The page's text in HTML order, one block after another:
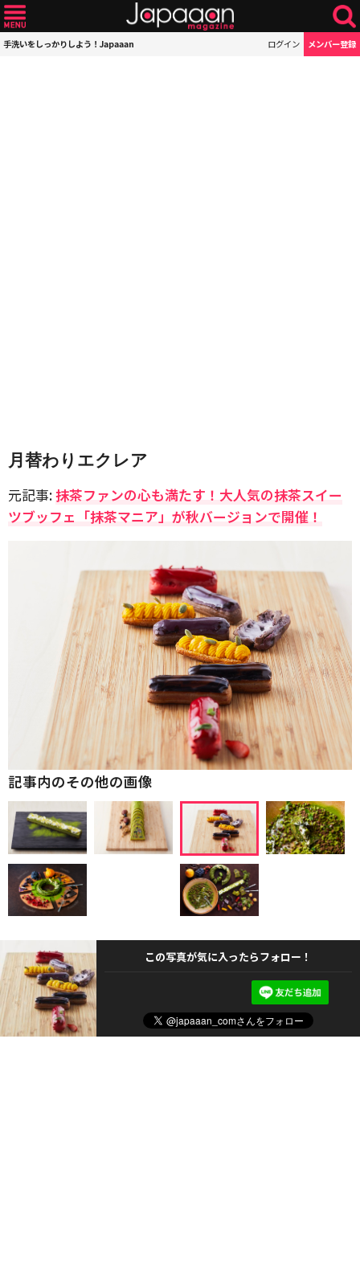
手洗いをしっかりしよう！Japaaan ログイン メンバー登録
月替わりエクレア
元記事:抹茶ファンの心も満たす！大人気の抹茶スイー
ツブッフェ「抹茶マニア」が秋バージョンで開催！
記事内のその他の画像
この写真が気に入ったらフォロー！